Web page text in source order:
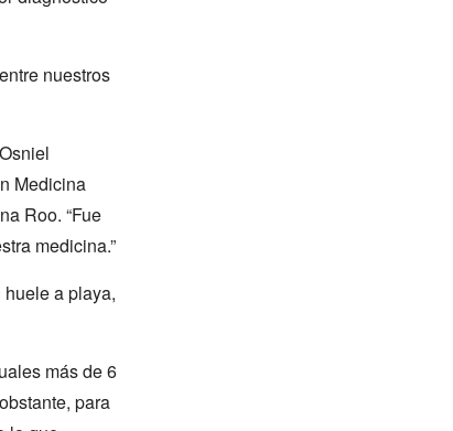
nuestros
Medicina
Roo. “Fue
medicina.”
a playa,
más de 6
para